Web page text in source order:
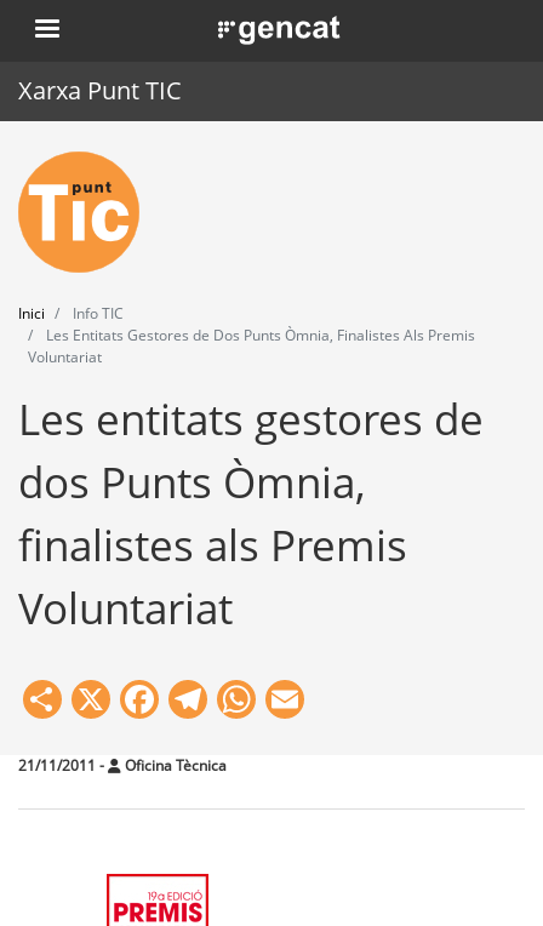
Vés
al
. Obre en una nova finestra.
Xarxa Punt TIC
Inici
Punt TIC
Actualitat
Agenda
Eines
Inici
Info TIC
Les Entitats Gestores de Dos Punts Òmnia, Finalistes Als Premis
Voluntariat
Les entitats gestores de
dos Punts Òmnia,
finalistes als Premis
Voluntariat
Share
X Facebook
Telegram
WhatsApp
21/11/2011 - Oficina Tècnica